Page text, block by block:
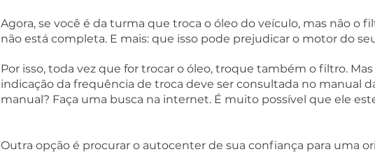
Agora, se você é da turma que troca o óleo do veículo, mas não o
não está completa. E mais: que isso pode prejudicar o motor do
Por isso, toda vez que for trocar o óleo, troque também o filtro.
indicação da frequência de troca deve ser consultada no manual
manual? Faça uma busca na internet. É muito possível que ele
Outra opção é procurar o autocenter de sua confiança para uma